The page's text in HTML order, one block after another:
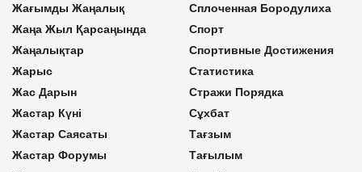
Жағымды Жаңалық
Жаңа Жыл Қарсаңында
Жаңалықтар
Жарыс
Жас Дарын
Жастар Күні
Жастар Саясаты
Жастар Форумы
Сплоченная Бородулиха
Спорт
Спортивные Достижения
Статистика
Стражи Порядка
Сұхбат
Тағзым
Тағылым